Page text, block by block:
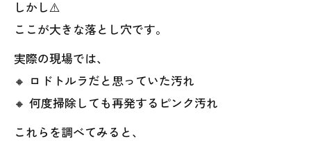
しかし⚠️
ここが大きな落とし穴です。
実際の現場では、
🔸 ロドトルラだと思っていた汚れ
🔸 何度掃除しても再発するピンク汚れ
これらを調べてみると、